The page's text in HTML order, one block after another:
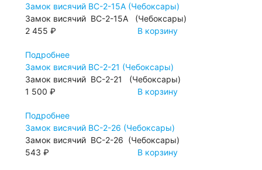
Замок висячий ВС-2-15А (Чебоксары)
Замок висячий ВС-2-15А (Чебоксары)
2 455 ₽
В корзину
Подробнее
Замок висячий ВС-2-21 (Чебоксары)
Замок висячий ВС-2-21 (Чебоксары)
1 500 ₽
В корзину
Подробнее
Замок висячий ВС-2-26 (Чебоксары)
Замок висячий ВС-2-26 (Чебоксары)
543 ₽
В корзину